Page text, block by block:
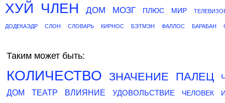
ХУЙ ЧЛЕН ДОМ МОЗГ ПЛЮС МИР
ДОДЕКАЭДР СЛОН СЛОВАРЬ КИРНОС БЭТМЭН ФАЛЛОС БАРАБАН
Таким может быть:
КОЛИЧЕСТВО ЗНАЧЕНИЕ ПАЛЕЦ
ДОМ ТЕАТР ВЛИЯНИЕ УДОВОЛЬСТВИЕ ЧЕЛОВЕК